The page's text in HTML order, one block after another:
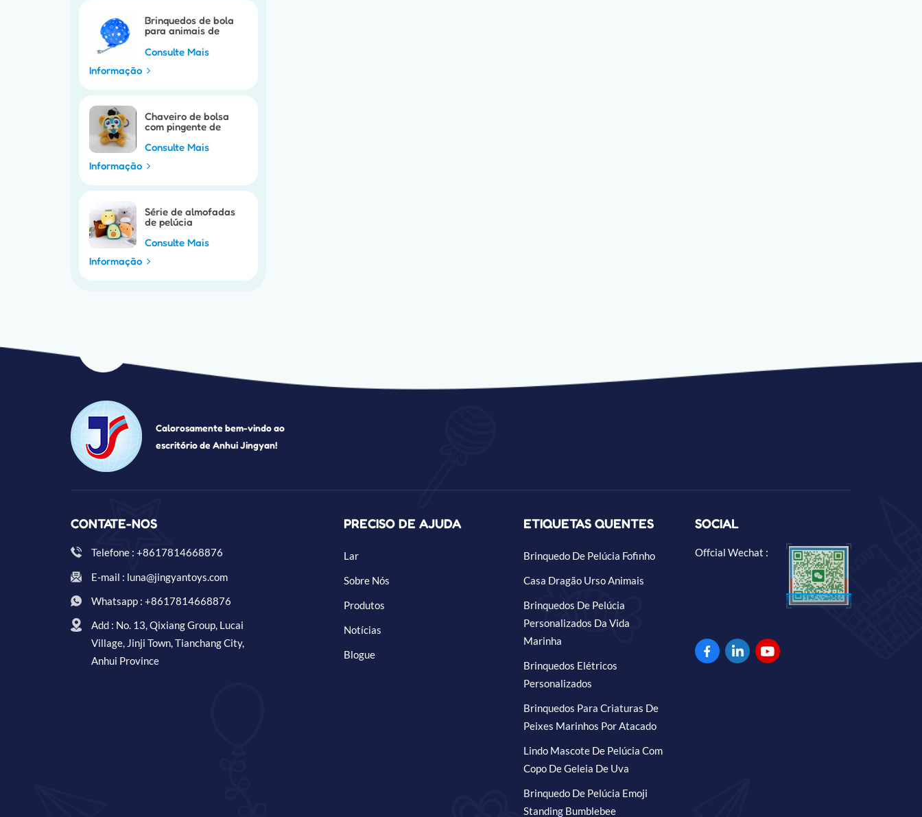
Brinquedos de bola
para animais de
personalizados
Consulte Mais
Informação
Chaveiro de bolsa
com pingente de
pelúcia
personalizável
Consulte Mais
Informação
Série de almofadas
de pelúcia
personalizáveis para
a Páscoa
Consulte Mais
Informação
Calorosamente bem-vindo ao
escritório de Anhui Jingyan!
CONTATE-NOS
Telefone : +8617814668876
E-mail : luna@jingyantoys.com
Whatsapp : +8617814668876
Add : No. 13, Qixiang Group, Lucai
Village, Jinji Town, Tianchang City,
Anhui Province
PRECISO DE AJUDA
Lar
Sobre Nós
Produtos
Notícias
Blogue
ETIQUETAS QUENTES
Brinquedo De Pelúcia Fofinho
Casa Dragão Urso Animais
Brinquedos De Pelúcia
Personalizados Da Vida
Marinha
Brinquedos Elétricos
Personalizados
Brinquedos Para Criaturas De
Peixes Marinhos Por Atacado
Lindo Mascote De Pelúcia Com
Copo De Geleia De Uva
Brinquedo De Pelúcia Emoji
Standing Bumblebee
SOCIAL
Offcial Wechat :